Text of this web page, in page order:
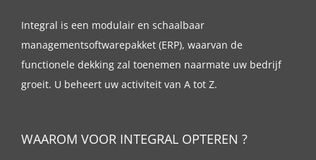
Integral is een modulair en schaalbaar
managementsoftwarepakket (ERP), waarvan de
functionele dekking zal toenemen naarmate uw bedrijf
groeit. U beheert uw activiteit van A tot Z.
WAAROM VOOR INTEGRAL OPTEREN ?